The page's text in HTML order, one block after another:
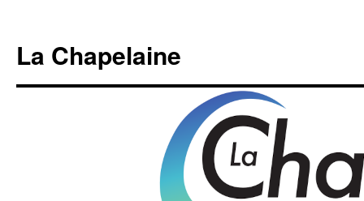
contenu
La Chapelaine